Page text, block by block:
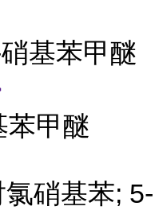
基苯甲醚
苯甲醚
硝基苯; 5-